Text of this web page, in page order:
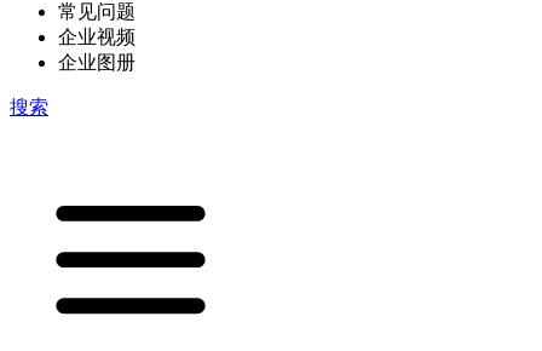
常见问题
企业视频
企业图册
搜索